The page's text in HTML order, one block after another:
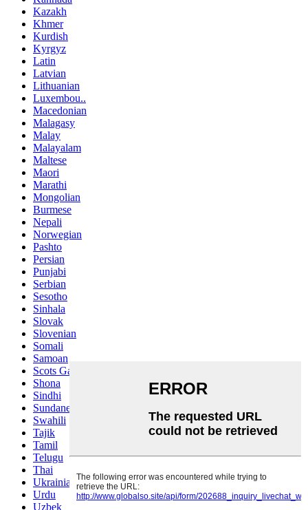
Kazakh
Khmer
Kurdish
Kyrgyz
Latin
Latvian
Lithuanian
Luxembou..
Macedonian
Malagasy
Malay
Malayalam
Maltese
Maori
Marathi
Mongolian
Burmese
Nepali
Norwegian
Pashto
Persian
Punjabi
Serbian
Sesotho
Sinhala
Slovak
Slovenian
Somali
Samoan
Scots Gaelic
Shona
Sindhi
Sundanese
Swahili
Tajik
Tamil
Telugu
Thai
Ukrainian
Urdu
Uzbek